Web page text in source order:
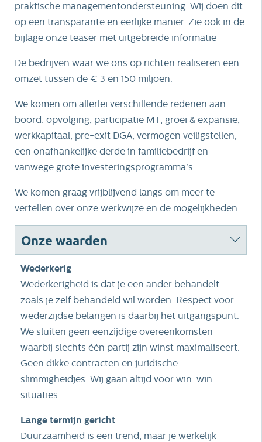
praktische managementondersteuning. Wij doen dit
op een transparante en eerlijke manier. Zie ook in de
bijlage onze teaser met uitgebreide informatie
De bedrijven waar we ons op richten realiseren een
omzet tussen de € 3 en 150 miljoen.
We komen om allerlei verschillende redenen aan
boord: opvolging, participatie MT, groei & expansie,
werkkapitaal, pre-exit DGA, vermogen veiligstellen,
een onafhankelijke derde in familiebedrijf en
vanwege grote investeringsprogramma's.
We komen graag vrijblijvend langs om meer te
vertellen over onze werkwijze en de mogelijkheden.
Onze waarden
Wederkerig
Wederkerigheid is dat je een ander behandelt
zoals je zelf behandeld wil worden. Respect voor
wederzijdse belangen is daarbij het uitgangspunt.
We sluiten geen eenzijdige overeenkomsten
waarbij slechts één partij zijn winst maximaliseert.
Geen dikke contracten en juridische
slimmigheidjes. Wij gaan altijd voor win-win
situaties.
Lange termijn gericht
Duurzaamheid is een trend, maar je werkelijk